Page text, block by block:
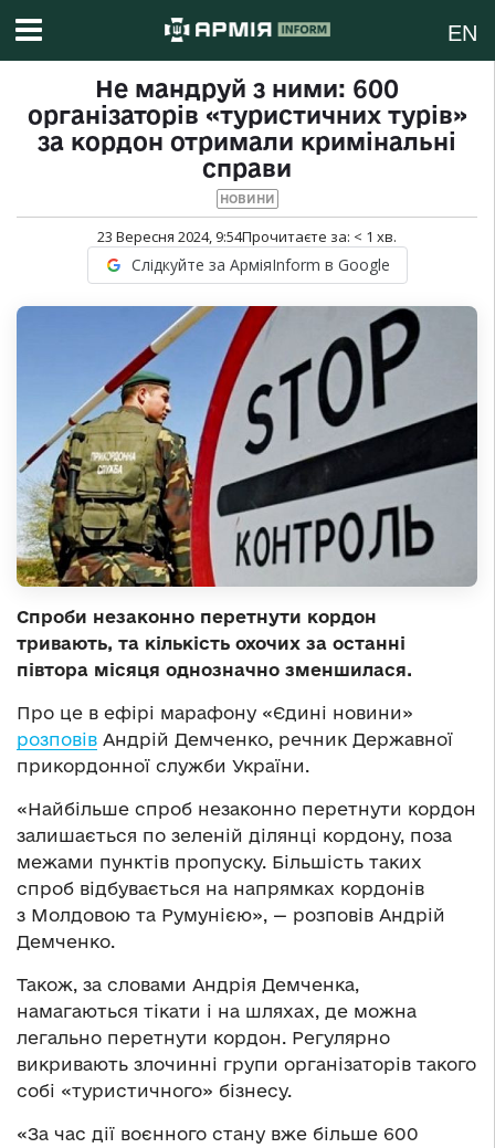
EN
Не мандруй з ними: 600
організаторів «туристичних турів»
за кордон отримали кримінальні
справи
НОВИНИ
23 Вересня 2024, 9:54Прочитаєте за: < 1 хв.
Слідкуйте за АрміяInform в Google
Спроби незаконно перетнути кордон
тривають, та кількість охочих за останні
півтора місяця однозначно зменшилася.
Про це в ефірі марафону «Єдині новини»
розповів Андрій Демченко, речник Державної
прикордонної служби України.
«Найбільше спроб незаконно перетнути кордон
залишається по зеленій ділянці кордону, поза
межами пунктів пропуску. Більшість таких
спроб відбувається на напрямках кордонів
з Молдовою та Румунією», — розповів Андрій
Демченко.
Також, за словами Андрія Демченка,
намагаються тікати і на шляхах, де можна
легально перетнути кордон. Регулярно
викривають злочинні групи організаторів такого
собі «туристичного» бізнесу.
«За час дії воєнного стану вже більше 600